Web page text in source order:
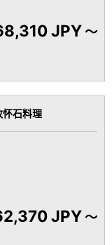
JPY～
怀石料理
JPY～